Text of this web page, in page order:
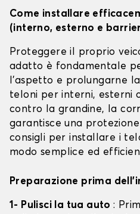
Come installare
(interno, esterno e
Proteggere il proprio
adatto è fondamentale
l'aspetto e prolungarne
teloni per interni, esterni
contro la grandine, la
garantisce una
consigli per installare i
modo semplice ed
Preparazione prima
1- Pulisci la tua auto: